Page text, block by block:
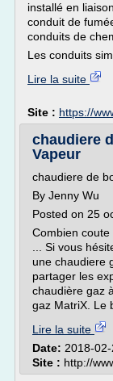
installé en
conduit de
conduits de
Les conduits
Lire la suite
Site : https://
chaudiere
Vapeur
chaudiere de
By Jenny Wu
Posted on 25
Combien
... Si vous
une chaudiere
partager les
chaudière gaz
gaz MatriX. Le
Lire la suite
Date: 2018-
Site : http://